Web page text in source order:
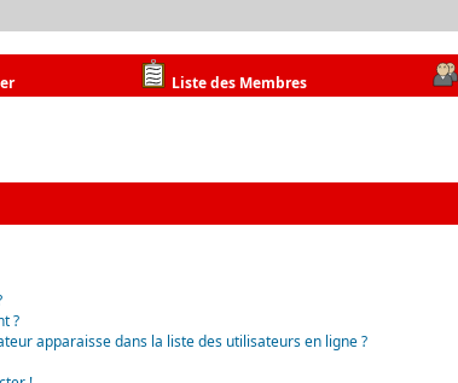
Liste des Membres
?
apparaisse dans la liste des utilisateurs en ligne ?